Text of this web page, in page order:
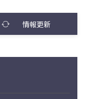
情報更新